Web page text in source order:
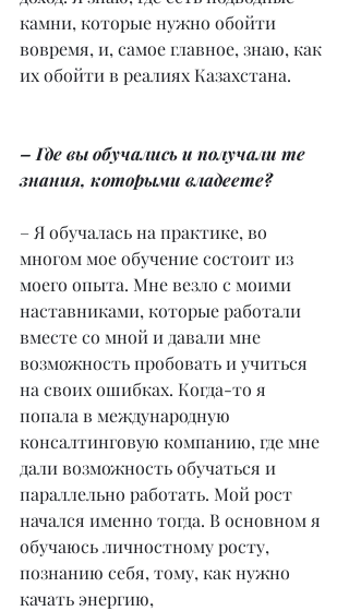
камни, которые нужно обойти
вовремя, и, самое главное, знаю, как
их обойти в реалиях Казахстана.
– Где вы обучались и получали те
знания, которыми владеете?
– Я обучалась на практике, во
многом мое обучение состоит из
моего опыта. Мне везло с моими
наставниками, которые работали
вместе со мной и давали мне
возможность пробовать и учиться
на своих ошибках. Когда-то я
попала в международную
консалтинговую компанию, где мне
дали возможность обучаться и
параллельно работать. Мой рост
начался именно тогда. В основном я
обучаюсь личностному росту,
познанию себя, тому, как нужно
качать энергию,